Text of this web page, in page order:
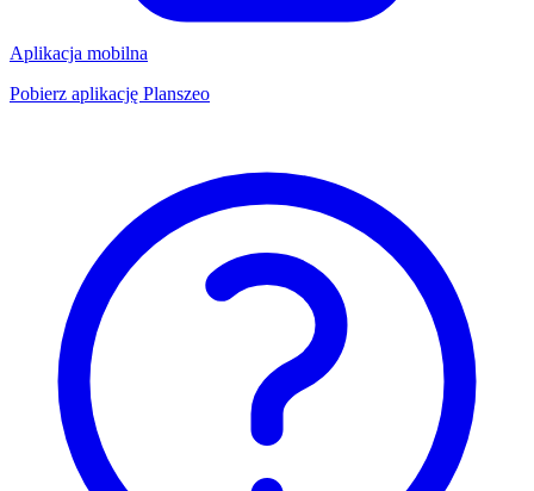
Aplikacja mobilna
Pobierz aplikację Planszeo